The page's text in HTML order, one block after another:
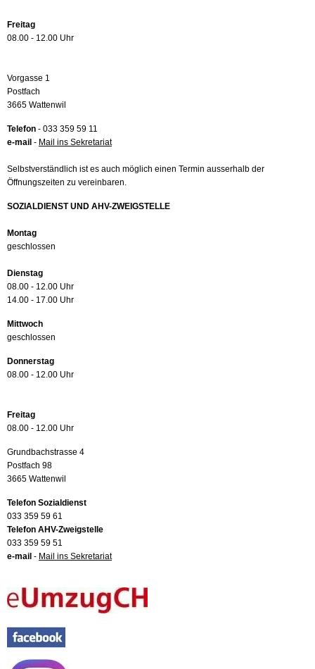
Freitag
08.00 - 12.00 Uhr
Vorgasse 1
Postfach
3665 Wattenwil
Telefon - 033 359 59 11
e-mail - Mail ins Sekretariat
Selbstverständlich ist es auch möglich einen Termin ausserhalb der
Öffnungszeiten zu vereinbaren.
SOZIALDIENST UND AHV-ZWEIGSTELLE
Montag
geschlossen
Dienstag
08.00 - 12.00 Uhr
14.00 - 17.00 Uhr
Mittwoch
geschlossen
Donnerstag
08.00 - 12.00 Uhr
Freitag
08.00 - 12.00 Uhr
Grundbachstrasse 4
Postfach 98
3665 Wattenwil
Telefon Sozialdienst
033 359 59 61
Telefon AHV-Zweigstelle
033 359 59 51
e-mail - Mail ins Sekretariat